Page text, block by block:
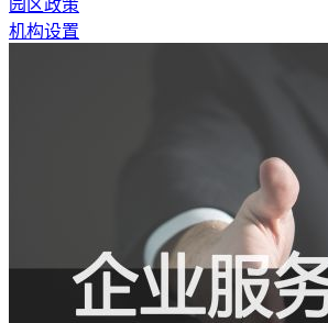
园区政策
机构设置